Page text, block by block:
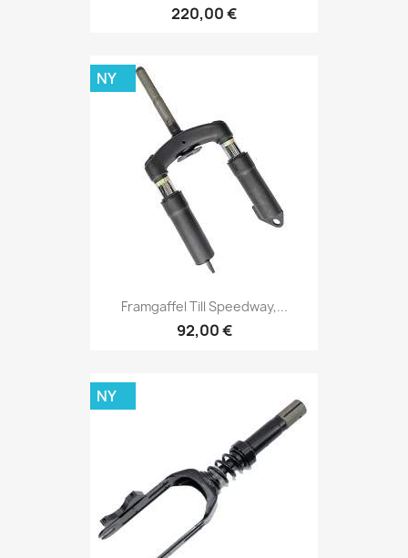
220,00 €
Framgaffel Till Speedway,...
92,00 €
NY
NY